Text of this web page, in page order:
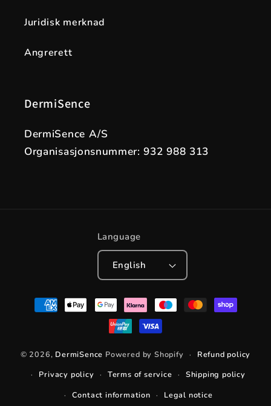
Juridisk merknad
Angrerett
DermiSence
DermiSence A/S
Organisasjonsnummer: 932 988 313
Language
English
Payment
methods
© 2026, DermiSence Powered by Shopify
Refund policy
Privacy policy
Terms of service
Shipping policy
Contact information
Legal notice